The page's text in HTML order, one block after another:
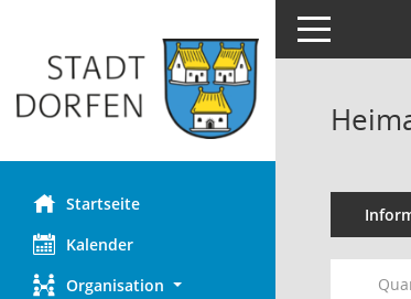
Startseite
Kalender
Organisation
Toggle